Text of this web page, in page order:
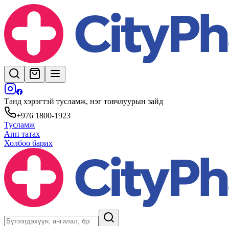
Танд хэрэгтэй тусламж, нэг товчлуурын зайд
+976 1800-1923
Тусламж
Апп татах
Холбоо барих